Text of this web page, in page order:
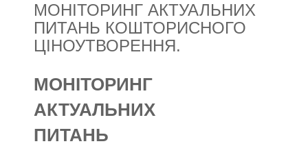
МОНІТОРИНГ АКТУАЛЬНИХ
ПИТАНЬ КОШТОРИСНОГО
ЦІНОУТВОРЕННЯ.
МОНІТОРИНГ
АКТУАЛЬНИХ
ПИТАНЬ